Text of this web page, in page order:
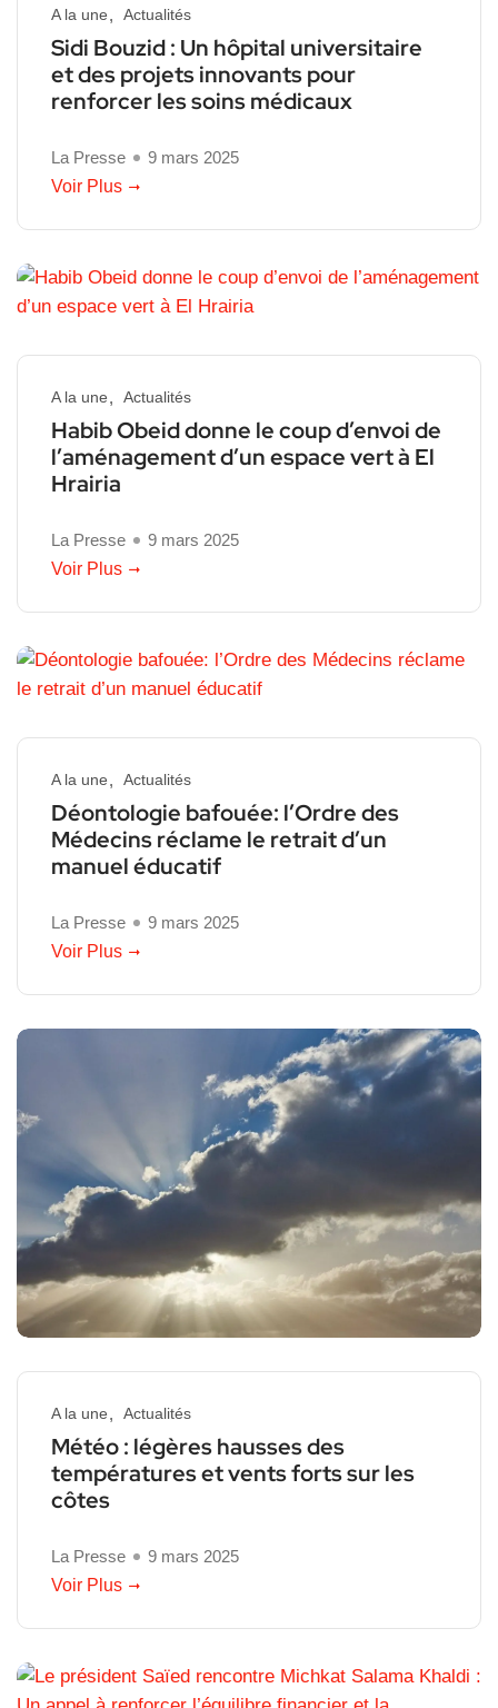
A la une Actualités
Sidi Bouzid : Un hôpital universitaire
et des projets innovants pour
renforcer les soins médicaux
La Presse
9 mars 2025
Voir Plus
A la une Actualités
Habib Obeid donne le coup d’envoi de
l’aménagement d’un espace vert à El
Hrairia
La Presse
9 mars 2025
Voir Plus
A la une Actualités
Déontologie bafouée: l’Ordre des
Médecins réclame le retrait d’un
manuel éducatif
La Presse
9 mars 2025
Voir Plus
A la une Actualités
Météo : légères hausses des
températures et vents forts sur les
côtes
La Presse
9 mars 2025
Voir Plus